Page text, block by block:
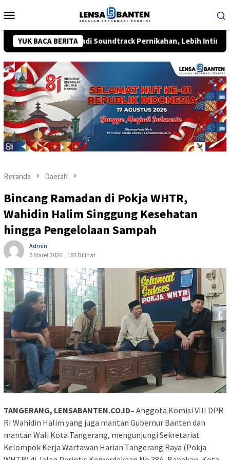
ke
Mobile
YUK BACA BERITA
Yes” Jadi Soundtrack Pernikahan, Lebih Intim dan Personal
Beranda Daerah
Bincang Ramadan di Pokja WHTR,
Wahidin Halim Singgung Kesehatan
hingga Pengelolaan Sampah
Admin
6 Maret 2026
183 Dilihat
TANGERANG, LENSABANTEN.CO.ID– Anggota Komisi VIII DPR
RI Wahidin Halim yang juga mantan Gubernur Banten dan
mantan Wali Kota Tangerang, mengunjungi Sekretariat
Kelompok Kerja Wartawan Harian Tangerang Raya (Pokja